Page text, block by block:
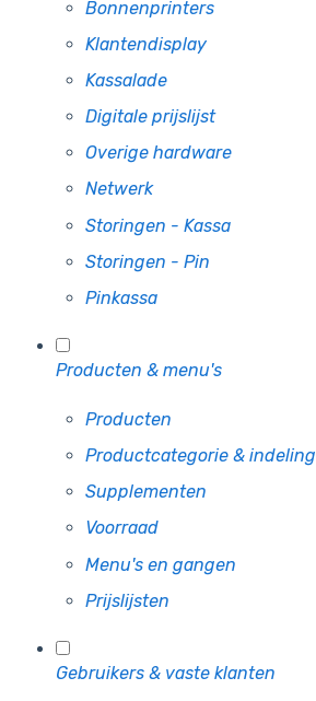
Bonnenprinters
Klantendisplay
Kassalade
Digitale prijslijst
Overige hardware
Netwerk
Storingen - Kassa
Storingen - Pin
Pinkassa
Producten & menu's
Producten
Productcategorie & indeling
Supplementen
Voorraad
Menu's en gangen
Prijslijsten
Gebruikers & vaste klanten